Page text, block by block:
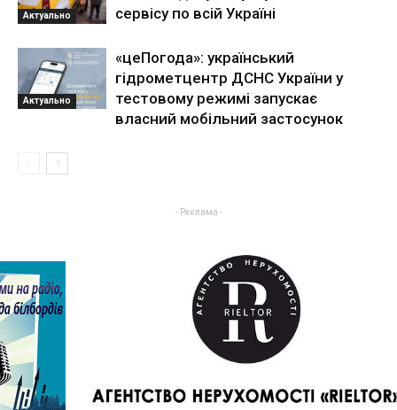
Актуально
сервісу по всій Україні
Актуально
«цеПогода»: український
гідрометцентр ДСНС України у
тестовому режимі запускає
власний мобільний застосунок
- Реклама -